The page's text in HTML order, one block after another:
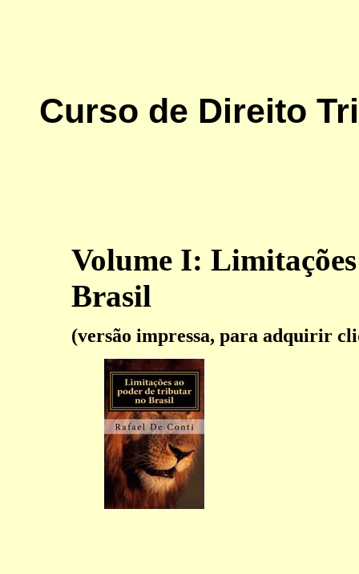
Curso de Direito
Volume I:
Brasil
(versão impressa, para adquirir